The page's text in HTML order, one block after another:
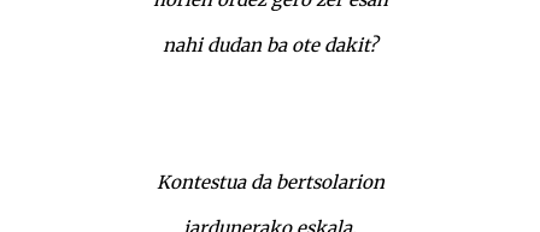
nahi dudan ba ote dakit?
Kontestua da bertsolarion